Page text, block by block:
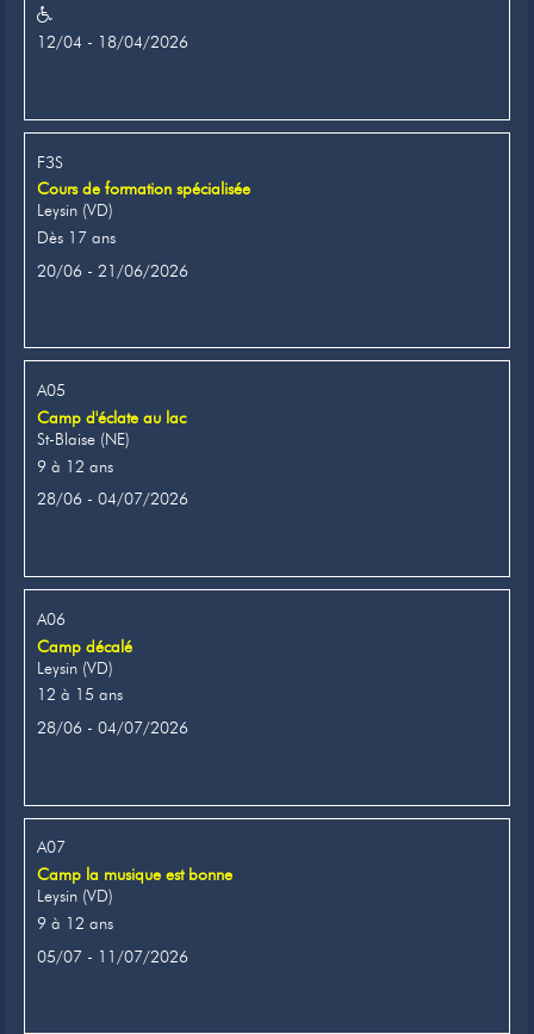
12/04 - 18/04/2026
F3S
Cours de formation spécialisée
Leysin (VD)
Dès 17 ans
20/06 - 21/06/2026
A05
Camp d'éclate au lac
St-Blaise (NE)
9 à 12 ans
28/06 - 04/07/2026
A06
Camp décalé
Leysin (VD)
12 à 15 ans
28/06 - 04/07/2026
A07
Camp la musique est bonne
Leysin (VD)
9 à 12 ans
05/07 - 11/07/2026